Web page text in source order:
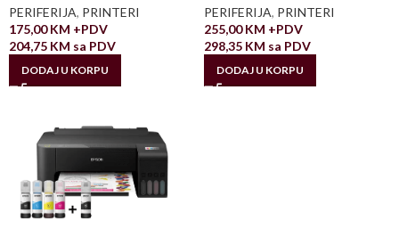
PERIFERIJA, PRINTERI
175,00KM +PDV
204,75 KM sa PDV
DODAJ U KORPU
PERIFERIJA, PRINTERI
255,00KM +PDV
298,35 KM sa PDV
DODAJ U KORPU